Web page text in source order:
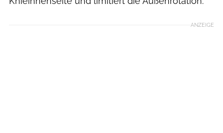
ANZEIGE